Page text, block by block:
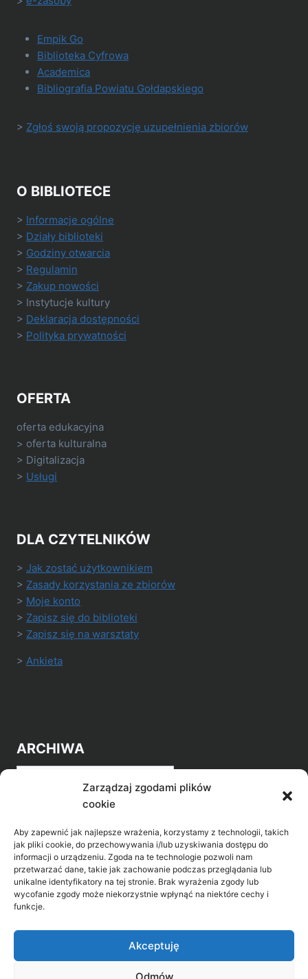
Zarządzaj zgodami plików
cookie
Aby zapewnić jak najlepsze wrażenia, korzystamy z technologii, takich
jak pliki cookie, do przechowywania i/lub uzyskiwania dostępu do
informacji o urządzeniu. Zgoda na te technologie pozwoli nam
przetwarzać dane, takie jak zachowanie podczas przeglądania lub
unikalne identyfikatory na tej stronie. Brak wyrażenia zgody lub
wycofanie zgody może niekorzystnie wpłynąć na niektóre cechy i
funkcje.
Akceptuję
Odmów
Empik Go
Biblioteka Cyfrowa
Academica
Bibliografia Powiatu Gołdapskiego
> Zgłoś swoją propozycję uzupełnienia zbiorów
O BIBLIOTECE
> Informacje ogólne
> Działy biblioteki
> Godziny otwarcia
> Regulamin
> Zakup nowości
> Instytucje kultury
> Deklaracja dostępności
> Polityka prywatności
OFERTA
oferta edukacyjna
> oferta kulturalna
> Digitalizacja
> Usługi
DLA CZYTELNIKÓW
> Jak zostać użytkownikiem
> Zasady korzystania ze zbiorów
> Moje konto
> Zapisz się do biblioteki
> Zapisz się na warsztaty
> Ankieta
ARCHIWA
Archiwa
POZNAJ LEPIEJ NASZ REGION
>Gołdap Mazurski Zdrój